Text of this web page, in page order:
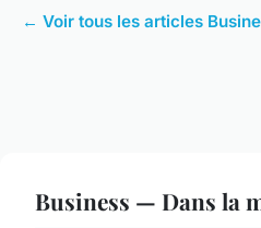
← Voir tous les articles
Business — Dans la